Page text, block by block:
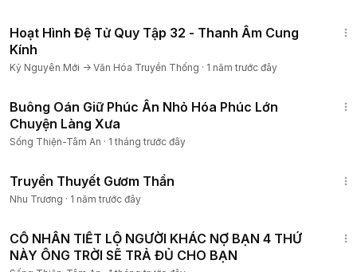
Hoạt Hình Đệ Tử Quy Tập 32 - Thanh Âm Cung
Kính
Kỷ Nguyên Mới -> Văn Hóa Truyền Thống · 1 năm trước đây
Buông Oán Giữ Phúc Ân Nhỏ Hóa Phúc Lớn
Chuyện Làng Xưa
Sống Thiện-Tâm An · 1 tháng trước đây
Truyền Thuyết Gươm Thần
Nhu Trương · 1 năm trước đây
CỔ NHÂN TIẾT LỘ NGƯỜI KHÁC NỢ BẠN 4 THỨ
NÀY ÔNG TRỜI SẼ TRẢ ĐỦ CHO BẠN